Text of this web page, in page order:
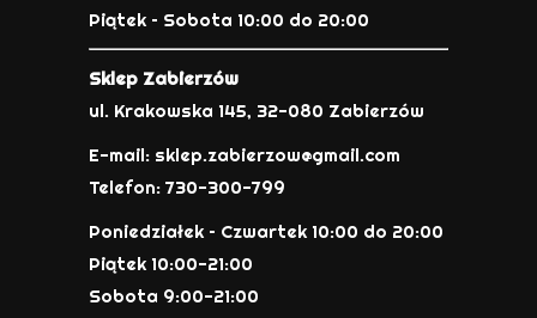
Piątek – Sobota 10:00 do 20:00
Sklep Zabierzów
ul. Krakowska 145, 32-080 Zabierzów
E-mail: sklep.zabierzow@gmail.com
Telefon: 730-300-799
Poniedziałek – Czwartek 10:00 do 20:00
Piątek 10:00-21:00
Sobota 9:00-21:00